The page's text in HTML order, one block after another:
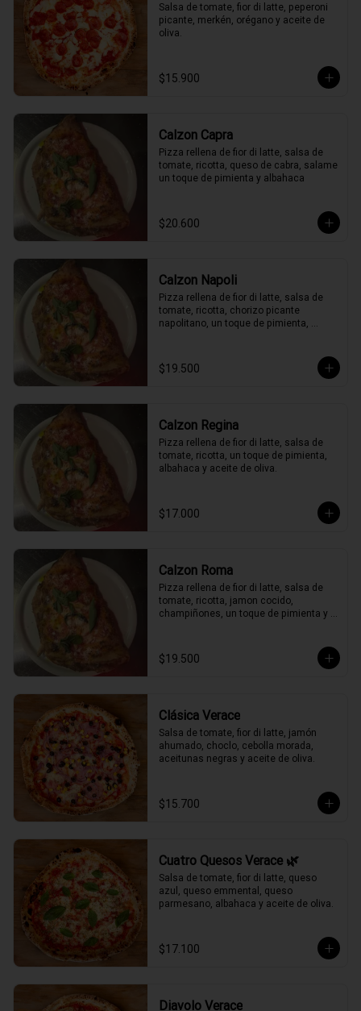
Salsa de tomate, fior di latte, peperoni
picante, merkén, orégano y aceite de
oliva.
$15.900
Calzon Capra
Pizza rellena de fior di latte, salsa de
tomate, ricotta, queso de cabra, salame
un toque de pimienta y albahaca
$20.600
Calzon Napoli
Pizza rellena de fior di latte, salsa de
tomate, ricotta, chorizo picante
napolitano, un toque de pimienta,
$19.500
Calzon Regina
Pizza rellena de fior di latte, salsa de
tomate, ricotta, un toque de pimienta,
albahaca y aceite de oliva.
$17.000
Calzon Roma
Pizza rellena de fior di latte, salsa de
tomate, ricotta, jamon cocido,
champiñones, un toque de pimienta y
$19.500
Clásica Verace
Salsa de tomate, fior di latte, jamón
ahumado, choclo, cebolla morada,
aceitunas negras y aceite de oliva.
$15.700
Cuatro Quesos Verace 🌿
Salsa de tomate, fior di latte, queso
azul, queso emmental, queso
parmesano, albahaca y aceite de oliva.
$17.100
Diavolo Verace